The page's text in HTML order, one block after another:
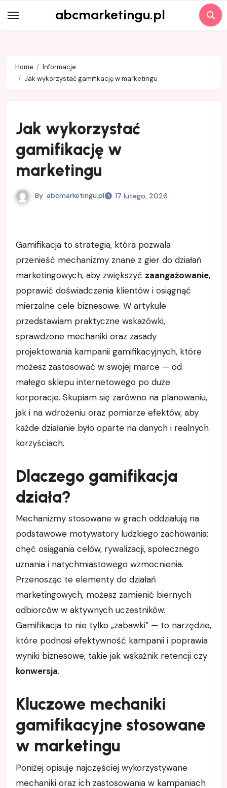
to
abcmarketingu.pl
Home
Informacje
Jak wykorzystać gamifikację w marketingu
Jak wykorzystać
gamifikację w
marketingu
By abcmarketingu.pl 17 lutego, 2026
Gamifikacja to strategia, która pozwala
przenieść mechanizmy znane z gier do działań
marketingowych, aby zwiększyć zaangażowanie,
poprawić doświadczenia klientów i osiągnąć
mierzalne cele biznesowe. W artykule
przedstawiam praktyczne wskazówki,
sprawdzone mechaniki oraz zasady
projektowania kampanii gamifikacyjnych, które
możesz zastosować w swojej marce — od
małego sklepu internetowego po duże
korporacje. Skupiam się zarówno na planowaniu,
jak i na wdrożeniu oraz pomiarze efektów, aby
każde działanie było oparte na danych i realnych
korzyściach.
Dlaczego gamifikacja
działa?
Mechanizmy stosowane w grach oddziałują na
podstawowe motywatory ludzkiego zachowania:
chęć osiągania celów, rywalizacji, społecznego
uznania i natychmiastowego wzmocnienia.
Przenosząc te elementy do działań
marketingowych, możesz zamienić biernych
odbiorców w aktywnych uczestników.
Gamifikacja to nie tylko „zabawki” — to narzędzie,
które podnosi efektywność kampanii i poprawia
wyniki biznesowe, takie jak wskaźnik retencji czy
konwersja.
Kluczowe mechaniki
gamifikacyjne stosowane
w marketingu
Poniżej opisuję najczęściej wykorzystywane
mechaniki oraz ich zastosowania w kampaniach